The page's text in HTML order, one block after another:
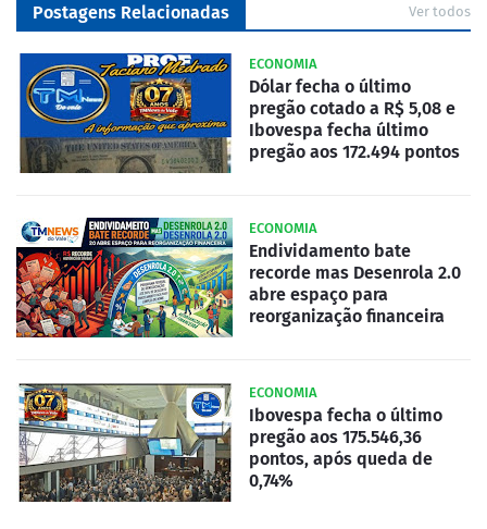
Postagens Relacionadas Ver todos
ECONOMIA
Dólar fecha o último
pregão cotado a R$ 5,08 e
Ibovespa fecha último
pregão aos 172.494 pontos
ECONOMIA
Endividamento bate
recorde mas Desenrola 2.0
abre espaço para
reorganização financeira
ECONOMIA
Ibovespa fecha o último
pregão aos 175.546,36
pontos, após queda de
0,74%